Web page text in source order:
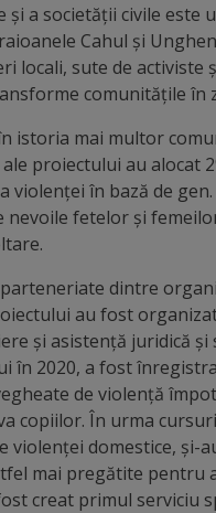
a societății civile este
Cahul și
locali, sute de activiste
comunitățile în
istoria mai multor
proiectului au alocat
violenței în bază de
nevoile fetelor și
dintre
au fost
și asistență juridică
în 2020, a fost
de violență
copiilor. În urma
violenței domestice, și-
mai pregătite pentru
creat primul serviciu